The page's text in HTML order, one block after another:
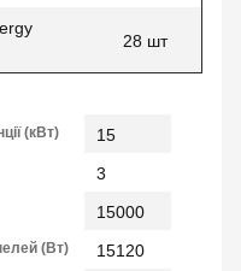
28 шт
(кВт) 15
3
15000
(Вт) 15120